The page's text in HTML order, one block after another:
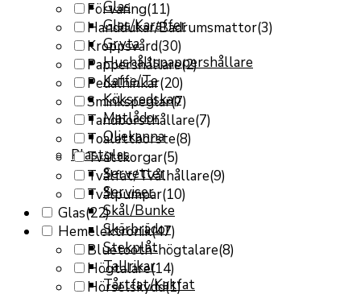
Glas
Glas/Karaffer
Gryta
Hushållspappershållare
Kaffe/Te
Köksredskap
Matlådor
Oljekanna
Plastglas
Servetter
Serviser
Skål/Bunke
Skärbrädor
Stekplåt
Tallrikar
Tårtfat/Kakfat
Förvaring(11)
Handdukar/Badrumsmattor(3)
Kroppsvård(30)
Pappershållare(2)
Pedalhinkar(20)
Sminkspeglar(7)
Tandborsthållare(7)
Toalettborste(8)
Tvättkorgar(5)
Tvålfat/Tvålhållare(9)
Tvålpumpar(10)
Glas(22)
Hemelektronik(47)
Bluetooth-högtalare(8)
Högtalare(14)
Hörselskydd(1)